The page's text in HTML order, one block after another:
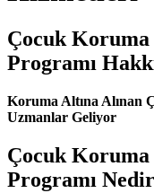
Çocuk
Programı
Koruma Altına Alınan
Uzmanlar Geliyor
Çocuk
Programı